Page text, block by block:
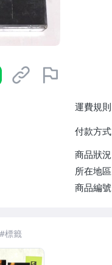
運費規則
付款方式
商品狀況
所在地區
商品編號